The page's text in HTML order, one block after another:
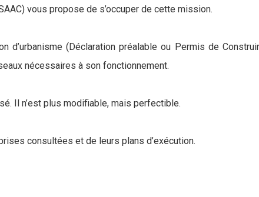
vous propose de s’occuper de cette mission.
d’urbanisme (Déclaration préalable ou Permis de
nécessaires à son fonctionnement.
Il n’est plus modifiable, mais perfectible.
consultées et de leurs plans d’exécution.